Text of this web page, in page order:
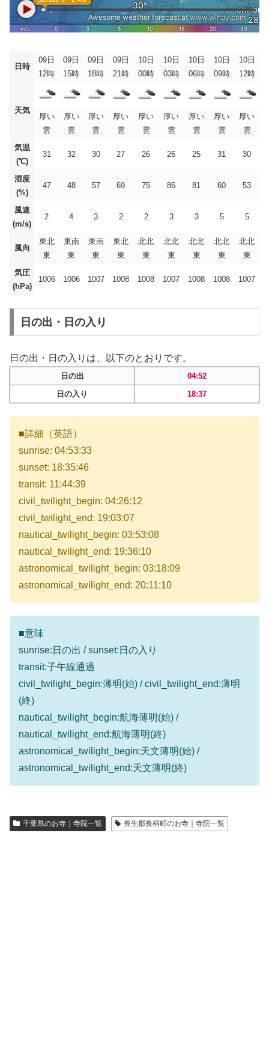
日時
09日
12時
09日
15時
09日
18時
09日
21時
10日
00時
10日
03時
10日
06時
10日
09時
10日
12時
天気
厚い
雲
厚い
雲
厚い
雲
厚い
雲
厚い
雲
厚い
雲
厚い
雲
厚い
雲
厚い
雲
気温
(℃)
31 32 30 27 26 26 25 31 30
湿度
(%)
47 48 57 69 75 86 81 60 53
風速
(m/s)
2 4 3 2 2 3 3 5 5
風向
東北
東
東南
東
東南
東
東北
東
北北
東
北北
東
北北
東
北北
東
北北
東
気圧
(hPa)
1006 1006 1007 1008 1008 1007 1008 1008 1007
日の出・日の入り
日の出・日の入りは、以下のとおりです。
日の出
04:52
日の入り
18:37
■詳細（英語）
sunrise: 04:53:33
sunset: 18:35:46
transit: 11:44:39
civil_twilight_begin: 04:26:12
civil_twilight_end: 19:03:07
nautical_twilight_begin: 03:53:08
nautical_twilight_end: 19:36:10
astronomical_twilight_begin: 03:18:09
astronomical_twilight_end: 20:11:10
■意味
sunrise:日の出 / sunset:日の入り
transit:子午線通過
civil_twilight_begin:薄明(始) / civil_twilight_end:薄明
(終)
nautical_twilight_begin:航海薄明(始) /
nautical_twilight_end:航海薄明(終)
astronomical_twilight_begin:天文薄明(始) /
astronomical_twilight_end:天文薄明(終)
千葉県のお寺｜寺院一覧 長生郡長柄町のお寺｜寺院一覧